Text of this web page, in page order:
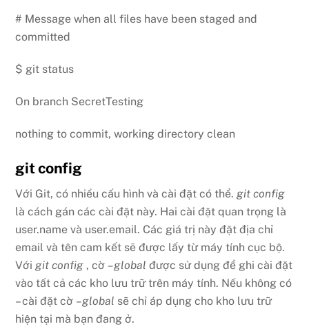
# Message when all files have been staged and
committed
$ git status
On branch SecretTesting
nothing to commit, working directory clean
git config
Với Git, có nhiều cấu hình và cài đặt có thể.git config
là cách gán các cài đặt này. Hai cài đặt quan trọng là
user.name và user.email. Các giá trị này đặt địa chỉ
email và tên cam kết sẽ được lấy từ máy tính cục bộ.
Vớigit config , cờ –global được sử dụng để ghi cài đặt
vào tất cả các kho lưu trữ trên máy tính. Nếu không có
– cài đặt cờ –global sẽ chỉ áp dụng cho kho lưu trữ
hiện tại mà bạn đang ở.